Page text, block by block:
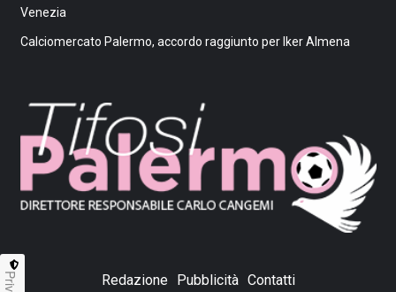
Venezia
Calciomercato Palermo, accordo raggiunto per Iker Almena
Redazione Pubblicità Contatti